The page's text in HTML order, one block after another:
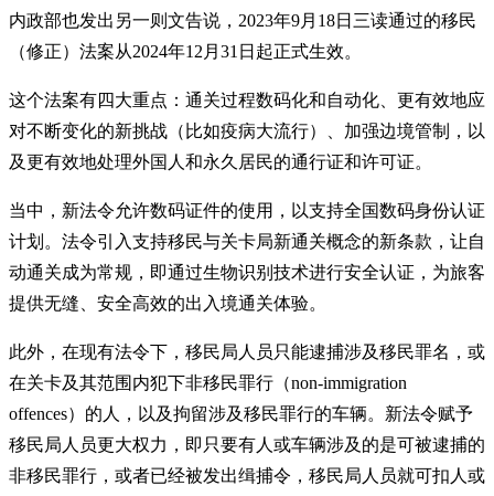
内政部也发出另一则文告说，2023年9月18日三读通过的移民
（修正）法案从2024年12月31日起正式生效。
这个法案有四大重点：通关过程数码化和自动化、更有效地应
对不断变化的新挑战（比如疫病大流行）、加强边境管制，以
及更有效地处理外国人和永久居民的通行证和许可证。
当中，新法令允许数码证件的使用，以支持全国数码身份认证
计划。法令引入支持移民与关卡局新通关概念的新条款，让自
动通关成为常规，即通过生物识别技术进行安全认证，为旅客
提供无缝、安全高效的出入境通关体验。
此外，在现有法令下，移民局人员只能逮捕涉及移民罪名，或
在关卡及其范围内犯下非移民罪行（non-immigration
offences）的人，以及拘留涉及移民罪行的车辆。新法令赋予
移民局人员更大权力，即只要有人或车辆涉及的是可被逮捕的
非移民罪行，或者已经被发出缉捕令，移民局人员就可扣人或